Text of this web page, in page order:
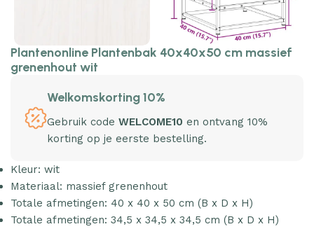
Plantenonline Plantenbak 40x40x50 cm massief
grenenhout wit
Welkomskorting 10%
Gebruik code WELCOME10 en ontvang 10%
korting op je eerste bestelling.
Kleur: wit
Materiaal: massief grenenhout
Totale afmetingen: 40 x 40 x 50 cm (B x D x H)
Totale afmetingen: 34,5 x 34,5 x 34,5 cm (B x D x H)